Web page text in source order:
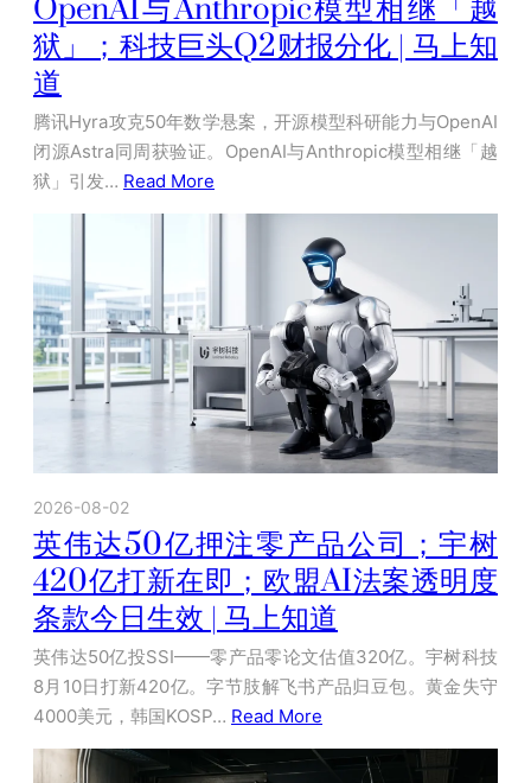
OpenAI与Anthropic模型相继「越
狱」；科技巨头Q2财报分化 | 马上知
道
腾讯Hyra攻克50年数学悬案，开源模型科研能力与OpenAI
闭源Astra同周获验证。OpenAI与Anthropic模型相继「越
狱」引发… Read More
2026-08-02
英伟达50亿押注零产品公司；宇树
420亿打新在即；欧盟AI法案透明度
条款今日生效 | 马上知道
英伟达50亿投SSI——零产品零论文估值320亿。宇树科技
8月10日打新420亿。字节肢解飞书产品归豆包。黄金失守
4000美元，韩国KOSP… Read More